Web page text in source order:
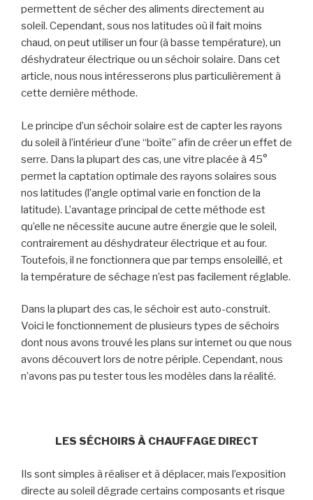
permettent de sécher des aliments directement au
soleil. Cependant, sous nos latitudes où il fait moins
chaud, on peut utiliser un four (à basse température), un
déshydrateur électrique ou un séchoir solaire. Dans cet
article, nous nous intéresserons plus particulièrement à
cette dernière méthode.
Le principe d’un séchoir solaire est de capter les rayons
du soleil à l’intérieur d’une “boîte” afin de créer un effet de
serre. Dans la plupart des cas, une vitre placée à 45°
permet la captation optimale des rayons solaires sous
nos latitudes (l’angle optimal varie en fonction de la
latitude). L’avantage principal de cette méthode est
qu’elle ne nécessite aucune autre énergie que le soleil,
contrairement au déshydrateur électrique et au four.
Toutefois, il ne fonctionnera que par temps ensoleillé, et
la température de séchage n’est pas facilement réglable.
Dans la plupart des cas, le séchoir est auto-construit.
Voici le fonctionnement de plusieurs types de séchoirs
dont nous avons trouvé les plans sur internet ou que nous
avons découvert lors de notre périple. Cependant, nous
n’avons pas pu tester tous les modèles dans la réalité.
LES SÉCHOIRS À CHAUFFAGE DIRECT
Ils sont simples à réaliser et à déplacer, mais l’exposition
directe au soleil dégrade certains composants et risque